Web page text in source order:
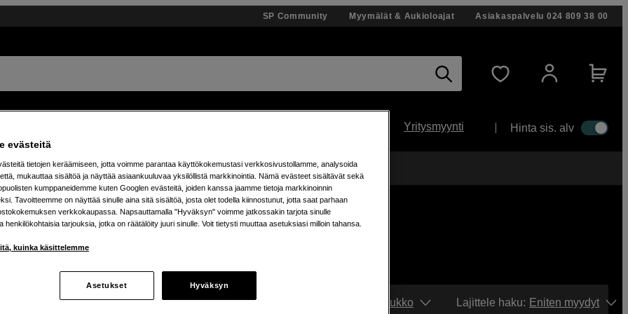
SP Community Myymälät & Aukioloajat Asiakaspalvelu 024 809 38 00
Yritysmyynti Hinta sis. alv
Ruudukko Lajittele haku: Eniten myydyt
25 % JBL Boombox -kaiuttimista – osta omasi jo tänään!
evästeitä
tietojen keräämiseen, jotta voimme parantaa käyttökokemustasi verkkosivustollamme, analysoida
mukauttaa sisältöä ja näyttää asiaankuuluvaa yksilöllistä markkinointia. Nämä evästeet sisältävät sekä
kumppaneidemme kuten Googlen evästeitä, joiden kanssa jaamme tietoja markkinoinnin
Tavoitteemme on näyttää sinulle aina sitä sisältöä, josta olet todella kiinnostunut, jotta saat parhaan
verkkokaupassa. Napsauttamalla "Hyväksyn" voimme jatkossakin tarjota sinulle
henkilökohtaisia tarjouksia, jotka on räätälöity juuri sinulle. Voit tietysti muuttaa asetuksiasi milloin tahansa.
kuinka käsittelemme
Asetukset Hyväksyn